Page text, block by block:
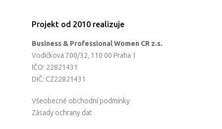
Projekt od 2010 realizuje
Business & Professional Women CR z.s.
Vodičkova 700/32, 110 00 Praha 1
IČO: 22821431
DIČ: CZ22821431
Všeobecné obchodní podmínky
Zásady ochrany dat